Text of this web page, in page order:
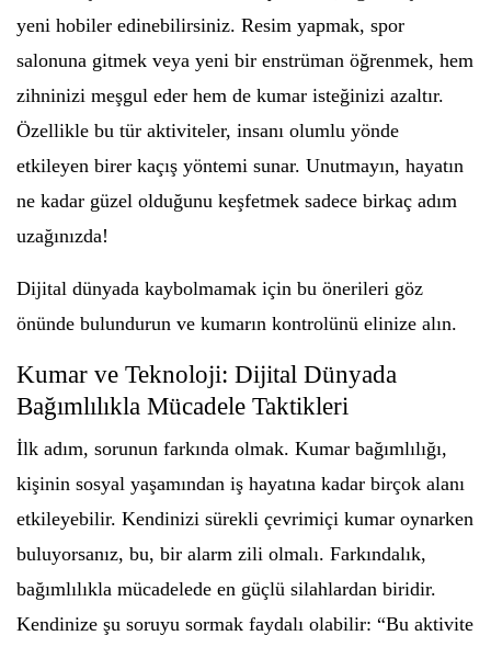
yeni hobiler edinebilirsiniz. Resim yapmak, spor
salonuna gitmek veya yeni bir enstrüman öğrenmek, hem
zihninizi meşgul eder hem de kumar isteğinizi azaltır.
Özellikle bu tür aktiviteler, insanı olumlu yönde
etkileyen birer kaçış yöntemi sunar. Unutmayın, hayatın
ne kadar güzel olduğunu keşfetmek sadece birkaç adım
uzağınızda!
Dijital dünyada kaybolmamak için bu önerileri göz
önünde bulundurun ve kumarın kontrolünü elinize alın.
Kumar ve Teknoloji: Dijital Dünyada
Bağımlılıkla Mücadele Taktikleri
İlk adım, sorunun farkında olmak. Kumar bağımlılığı,
kişinin sosyal yaşamından iş hayatına kadar birçok alanı
etkileyebilir. Kendinizi sürekli çevrimiçi kumar oynarken
buluyorsanız, bu, bir alarm zili olmalı. Farkındalık,
bağımlılıkla mücadelede en güçlü silahlardan biridir.
Kendinize şu soruyu sormak faydalı olabilir: “Bu aktivite